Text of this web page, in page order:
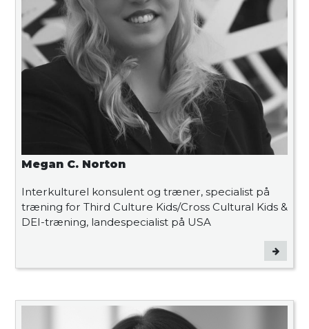
Megan C. Norton
Interkulturel konsulent og træner, specialist på
træning for Third Culture Kids/Cross Cultural Kids &
DEI-træning, landespecialist på USA